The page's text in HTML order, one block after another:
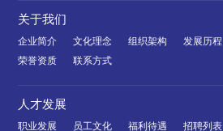
关于我们
企业简介 文化理念 组织架构 发展历程
荣誉资质
联系方式
人才发展
职业发展 员工文化 福利待遇 招聘列表